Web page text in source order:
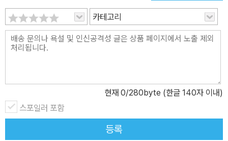
언어학 박사 과정을 밟음. 1988년부터 1992년까지 고려대학교 영
어교육과 객원 조교수 등으로, 1995년부터 2008년까지 일본 리쓰
메이칸대학교, 교토대학교 외국어 교육론 강좌 부교수, 가고시마대학
교 교육센터 교양 한국어 부교수 등으로, 2008년부터 2014년까지
사를 보존하는가』, 『도시독법』이 있고 이밖에 『서촌 홀릭』, 『미래시
민의 조건』, 『서울의 재발견』(공저) 등을 쓰고, 『한국문학의 이해』Un
derstanding Korean Literature(김흥규 지음)를 영어로 옮김. 『한
겨레』·『문화일보』·『아시아경제』·『코리아헤럴드』 등에 칼럼을 쓰고
에서 로버트 파우저의 위치는 매우 독특하다. 1980년대 초중반부터
한국과의 인연을 시작한 이래 그는 ‘한국에서 활동하는 외국인’이라
는 제한된 영역에 갇히기보다 독립적이며 주체적인 영역을 스스로 개
척하며 언어학자이자 도시 탐구자로서의 정체성을 구축해왔다. 오늘
우리가 거리에서 만나는 외국인을 ‘신기하게’ 바라볼 때부터 한국과
돈독한 관계를 쌓아왔으나, 그는 그 관계의 자장 안에서 활동하기보
다 독자적인 자신의 세계를 구축하고, 그 구축한 세계를 통해 한국과
카테고리
현재 0/280byte (한글 140자 이내)
스포일러 포함
등록